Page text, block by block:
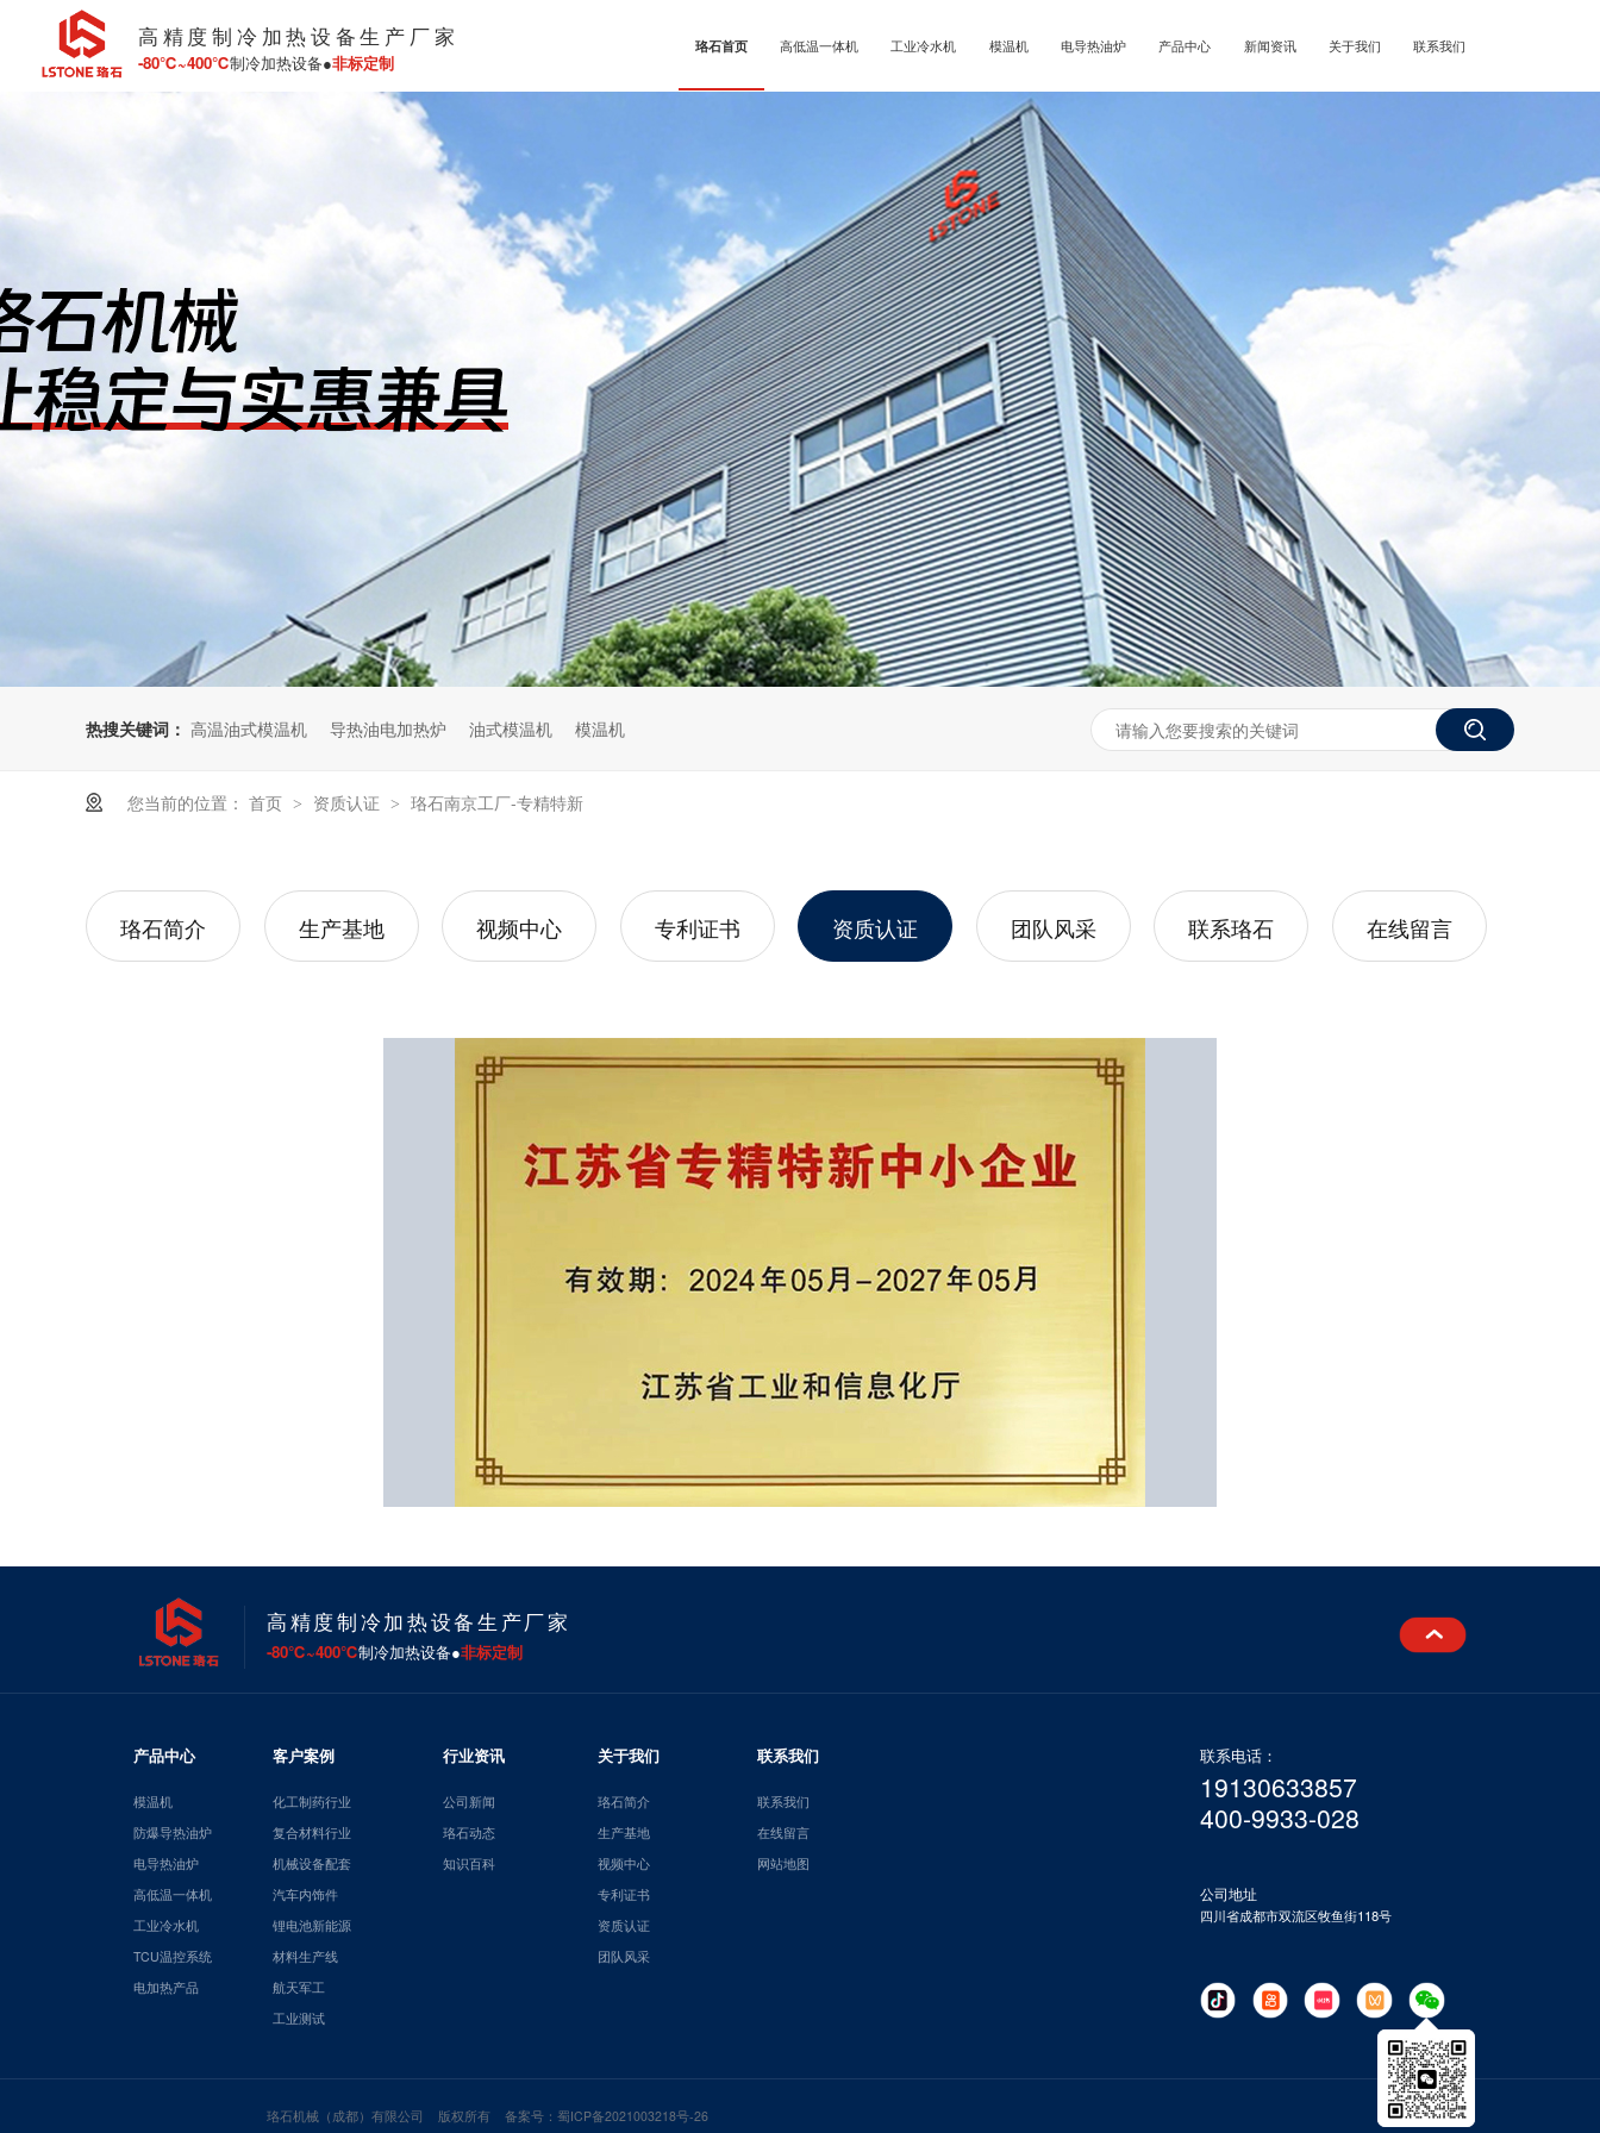
高精度制冷加热设备生产厂家
-80℃~400℃制冷加热设备●非标定制
珞石首页 高低温一体机 工业冷水机 模温机 电导热油炉 产品中心 新闻资讯 关于我们 联系我们
热搜关键词： 高温油式模温机 导热油电加热炉 油式模温机 模温机
您当前的位置： 首页 > 资质认证 > 珞石南京工厂-专精特新
珞石简介 生产基地 视频中心 专利证书 资质认证 团队风采 联系珞石 在线留言
高精度制冷加热设备生产厂家
-80℃~400℃制冷加热设备●非标定制
产品中心
模温机
防爆导热油炉
电导热油炉
高低温一体机
工业冷水机
TCU温控系统
电加热产品
客户案例
化工制药行业
复合材料行业
机械设备配套
汽车内饰件
锂电池新能源
材料生产线
航天军工
工业测试
行业资讯
公司新闻
珞石动态
知识百科
关于我们
珞石简介
生产基地
视频中心
专利证书
资质认证
团队风采
联系我们
联系我们
在线留言
网站地图
联系电话：
19130633857
400-9933-028
公司地址
四川省成都市双流区牧鱼街118号
珞石机械（成都）有限公司 版权所有 备案号：蜀ICP备2021003218号-26